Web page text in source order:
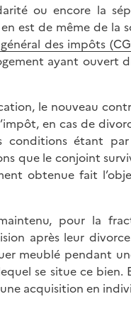
ou encore la
est de même de la
des impôts
ayant ouvert
le nouveau
en cas de
conditions étant par
que le conjoint
obtenue fait
pour la
après leur
meublé pendant
se situe ce bien.
acquisition en